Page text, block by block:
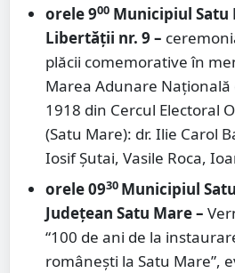
orele 900 Municipiul Satu
Libertății nr. 9 –
plăcii comemorative în
Marea Adunare Națională
1918 din Cercul Electoral
(Satu Mare): dr. Ilie Carol
Iosif Șutai, Vasile Roca,
orele 0930 Municipiul
Județean Satu Mare –
“100 de ani de la
românești la Satu Mare”,